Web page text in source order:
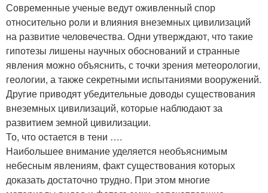
Современные ученые ведут оживленный спор
относительно роли и влияния внеземных цивилизаций
на развитие человечества. Одни утверждают, что такие
гипотезы лишены научных обоснований и странные
явления можно объяснить, с точки зрения метеорологии,
геологии, а также секретными испытаниями вооружений.
Другие приводят убедительные доводы существования
внеземных цивилизаций, которые наблюдают за
развитием земной цивилизации.
То, что остается в тени ….
Наибольшее внимание уделяется необъяснимым
небесным явлениям, факт существования которых
доказать достаточно трудно. При этом многие